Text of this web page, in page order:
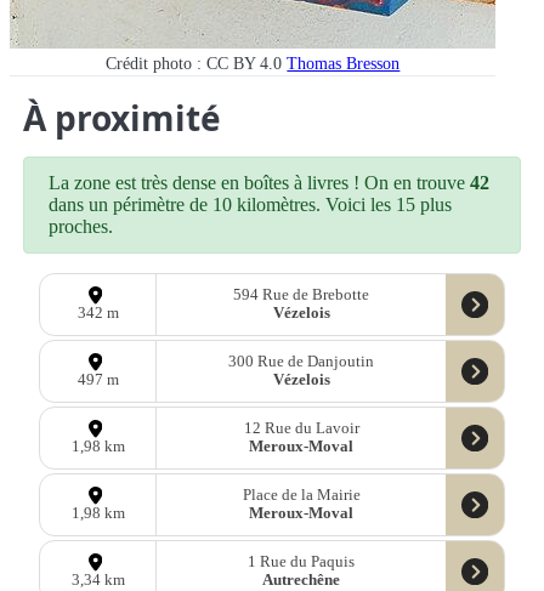
Crédit photo : CC BY 4.0Thomas Bresson
À proximité
La zone est très dense en boîtes à livres ! On en trouve42
dans un périmètre de 10 kilomètres. Voici les 15 plus
proches.
342 m
594 Rue de Brebotte
Vézelois
497 m
300 Rue de Danjoutin
Vézelois
1,98 km
12 Rue du Lavoir
Meroux-Moval
1,98 km
Place de la Mairie
Meroux-Moval
3,34 km
1 Rue du Paquis
Autrechêne